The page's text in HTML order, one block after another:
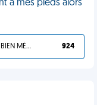
à mes pieds alors
TU L'AS BIEN MÉRITÉ 924